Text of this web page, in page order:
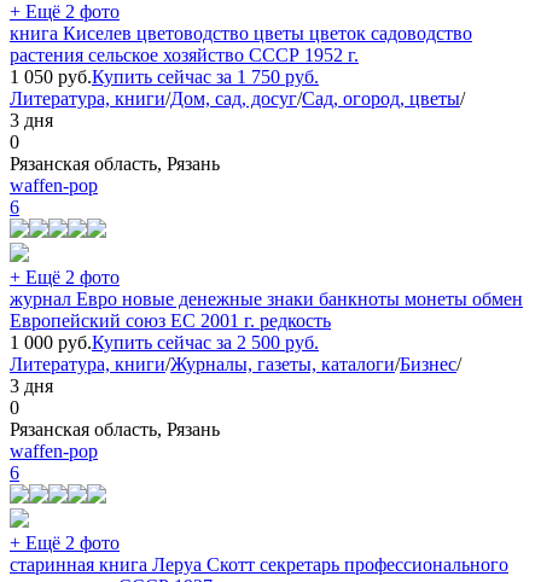
+ Ещё 2 фото
книга Киселев цветоводство цветы цветок садоводство
растения сельское хозяйство СССР 1952 г.
1 050 руб.Купить сейчас за 1 750 руб.
Литература, книги/Дом, сад, досуг/Сад, огород, цветы/
3 дня
0
Рязанская область, Рязань
waffen-pop
6
+ Ещё 2 фото
журнал Евро новые денежные знаки банкноты монеты обмен
Европейский союз ЕС 2001 г. редкость
1 000 руб.Купить сейчас за 2 500 руб.
Литература, книги/Журналы, газеты, каталоги/Бизнес/
3 дня
0
Рязанская область, Рязань
waffen-pop
6
+ Ещё 2 фото
старинная книга Леруа Скотт секретарь профессионального